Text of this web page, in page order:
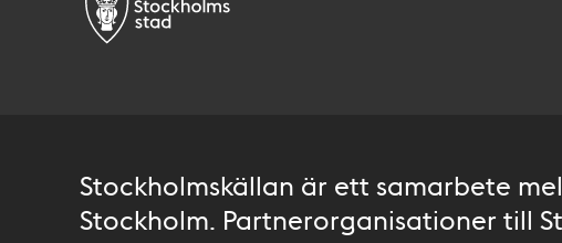
Stockholmskällan är ett samarbete
Stockholm. Partnerorganisationer till